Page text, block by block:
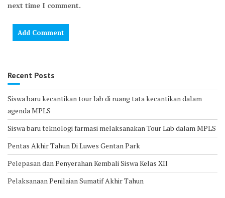
next time I comment.
Recent Posts
Siswa baru kecantikan tour lab di ruang tata kecantikan dalam
agenda MPLS
Siswa baru teknologi farmasi melaksanakan Tour Lab dalam MPLS
Pentas Akhir Tahun Di Luwes Gentan Park
Pelepasan dan Penyerahan Kembali Siswa Kelas XII
Pelaksanaan Penilaian Sumatif Akhir Tahun